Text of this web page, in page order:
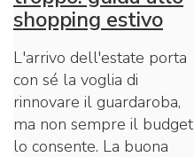
shopping estivo
L'arrivo dell'estate porta
con sé la voglia di
rinnovare il guardaroba,
ma non sempre il budget
lo consente. La buona